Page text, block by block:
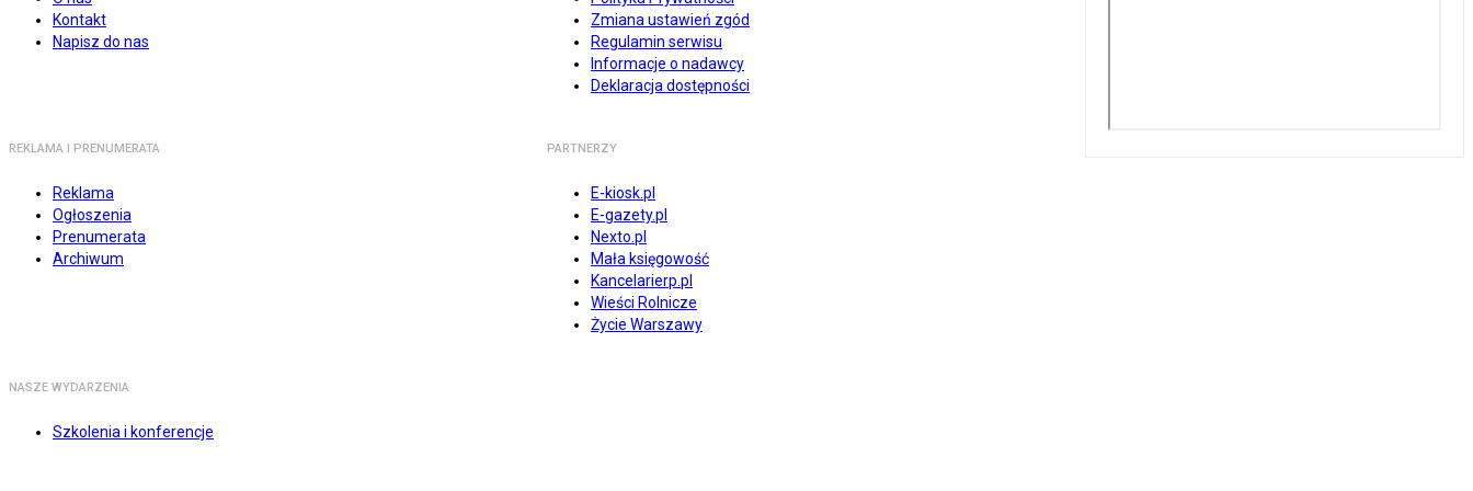
Kontakt
Napisz do nas
Zmiana ustawień zgód
Regulamin serwisu
Informacje o nadawcy
Deklaracja dostępności
REKLAMA I PRENUMERATA
Reklama
Ogłoszenia
Prenumerata
Archiwum
PARTNERZY
E-kiosk.pl
E-gazety.pl
Nexto.pl
Mała księgowość
Kancelarierp.pl
Wieści Rolnicze
Życie Warszawy
NASZE WYDARZENIA
Szkolenia i konferencje